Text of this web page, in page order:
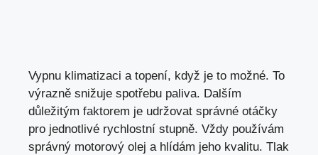
Vypnu klimatizaci a topení, když je to možné. To
výrazně snižuje spotřebu paliva. Dalším
důležitým faktorem je udržovat správné otáčky
pro jednotlivé rychlostní stupně. Vždy používám
správný motorový olej a hlídám jeho kvalitu. Tlak